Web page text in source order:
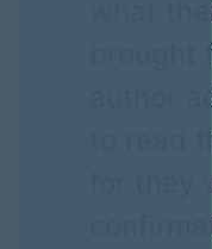
what
author
to read
for